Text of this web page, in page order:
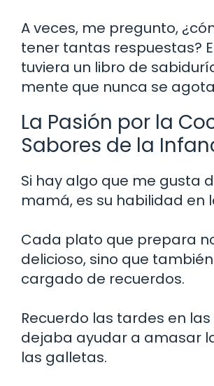
A veces, me pregunto,
tener tantas respuestas?
tuviera un libro de
mente que nunca se
La Pasión por la
Sabores de la
Si hay algo que me gusta
mamá, es su habilidad en
Cada plato que prepara
delicioso, sino que
cargado de recuerdos.
Recuerdo las tardes en
dejaba ayudar a amasar
las galletas.